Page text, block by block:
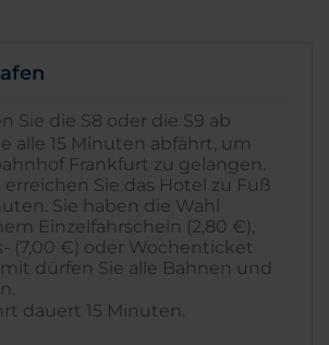
Sie die S8 oder die S9 ab
alle 15 Minuten abfährt, um
Frankfurt zu gelangen.
erreichen Sie das Hotel zu Fuß
Sie haben die Wahl
Einzelfahrschein (2,80 €),
(7,00 €) oder Wochenticket
dürfen Sie alle Bahnen und
dauert 15 Minuten.